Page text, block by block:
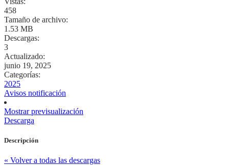
458
Tamaño de archivo:
1.53 MB
Descargas:
3
Actualizado:
junio 19, 2025
Categorías:
2025
Avisos notificación
Mostrar previsualización
Descarga
Descripción
« Volver a todas las descargas